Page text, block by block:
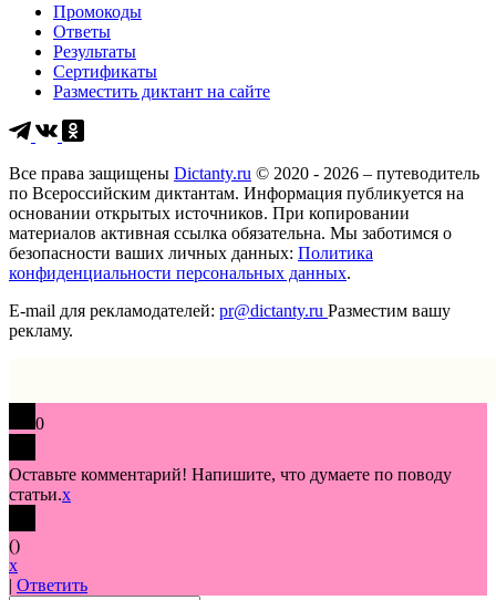
Промокоды
Ответы
Результаты
Сертификаты
Разместить диктант на сайте
Все права защищены Dictanty.ru © 2020 - 2026 – путеводитель
по Всероссийским диктантам. Информация публикуется на
основании открытых источников. При копировании
материалов активная ссылка обязательна. Мы заботимся о
безопасности ваших личных данных: Политика
конфиденциальности персональных данных.
E-mail для рекламодателей: pr@dictanty.ru Разместим вашу
рекламу.
0
Оставьте комментарий! Напишите, что думаете по поводу
статьи.x
()
x
| Ответить